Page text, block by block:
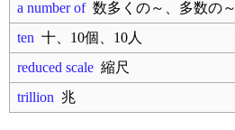
a number of数多くの～、多数の～
ten 十、10個、10人
reduced scale 縮尺
trillion 兆